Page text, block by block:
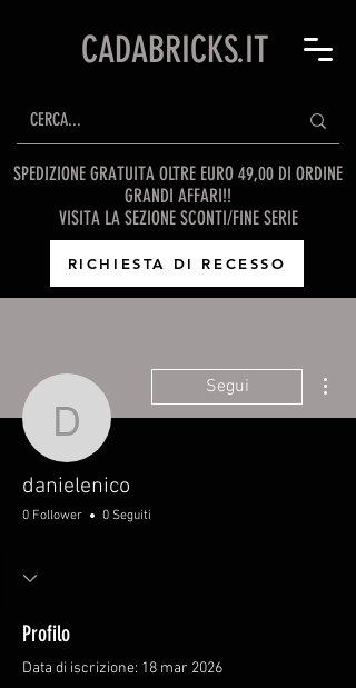
CADABRICKS.IT
SPEDIZIONE GRATUITA OLTRE EURO 49,00 DI ORDINE
GRANDI AFFARI!!
VISITA LA SEZIONE SCONTI/FINE SERIE
RICHIESTA DI RECESSO
danielenico
Segui
danielenico
0 Follower 0 Seguiti
Profilo
Data di iscrizione: 18 mar 2026